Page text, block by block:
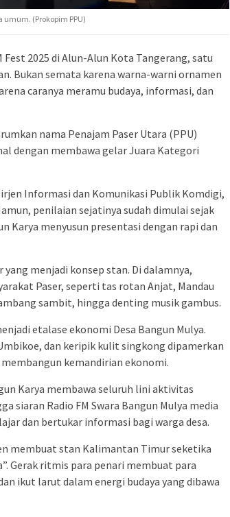
(Prokopim PPU)
2025 di Alun-Alun Kota Tangerang, satu
Bukan semata karena warna-warni ornamen
caranya meramu budaya, informasi, dan
nama Penajam Paser Utara (PPU)
dengan membawa gelar Juara Kategori
Informasi dan Komunikasi Publik Komdigi,
penilaian sejatinya sudah dimulai sejak
Karya menyusun presentasi dengan rapi dan
menjadi konsep stan. Di dalamnya,
Paser, seperti tas rotan Anjat, Mandau
sambit, hingga denting musik gambus.
etalase ekonomi Desa Bangun Mulya.
dan keripik kulit singkong dipamerkan
kemandirian ekonomi.
Karya membawa seluruh lini aktivitas
siaran Radio FM Swara Bangun Mulya media
dan bertukar informasi bagi warga desa.
membuat stan Kalimantan Timur seketika
Gerak ritmis para penari membuat para
ikut larut dalam energi budaya yang dibawa